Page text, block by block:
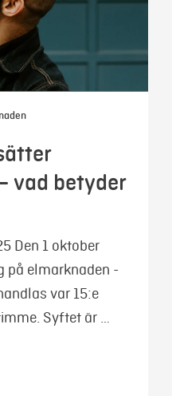
vad betyder
Den 1 oktober
på elmarknaden -
var 15:e
Syftet är …